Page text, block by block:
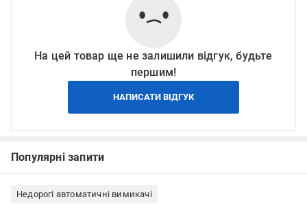
На цей товар ще не залишили відгук, будьте
першим!
НАПИСАТИ ВІДГУК
Популярні запити
Недорогі автоматичні вимикачі